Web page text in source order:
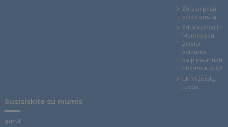
Žaislai pagal
vaiko amžių
Edukaciniai ir
Montessori
žaislai
vaikams –
kaip pasirinkti
tinkamiausią?
EN 71 žaislų
testai
Susisiekite su mumis
guri.lt